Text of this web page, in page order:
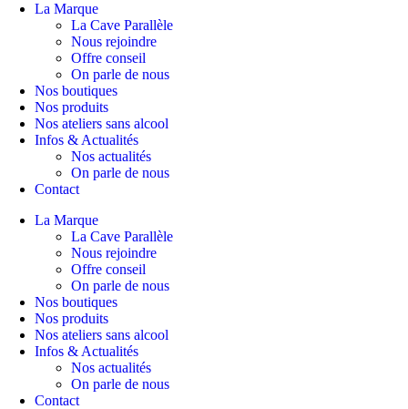
La Marque
La Cave Parallèle
Nous rejoindre
Offre conseil
On parle de nous
Nos boutiques
Nos produits
Nos ateliers sans alcool
Infos & Actualités
Nos actualités
On parle de nous
Contact
La Marque
La Cave Parallèle
Nous rejoindre
Offre conseil
On parle de nous
Nos boutiques
Nos produits
Nos ateliers sans alcool
Infos & Actualités
Nos actualités
On parle de nous
Contact